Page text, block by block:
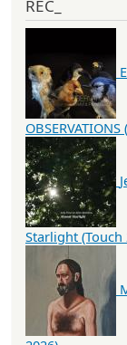
REC_
Starlight (Touch